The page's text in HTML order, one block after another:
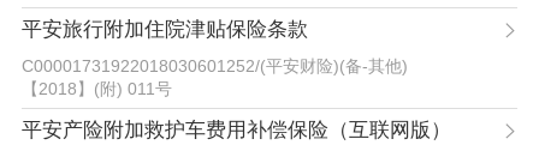
平安旅行附加住院津贴保险条款
C00001731922018030601252/(平安财险)(备-其他)
【2018】(附) 011号
平安产险附加救护车费用补偿保险（互联网版）